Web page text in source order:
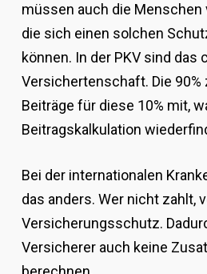
müssen auch die
die sich einen solchen
können. In der PKV sind das
Versichertenschaft. Die 90%
Beiträge für diese 10% mit,
Beitragskalkulation
Bei der internationalen
das anders. Wer nicht zahlt,
Versicherungsschutz.
Versicherer auch keine